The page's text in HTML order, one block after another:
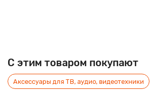
C этим товаром покупают
Аксессуары для ТВ, аудио, видеотехники